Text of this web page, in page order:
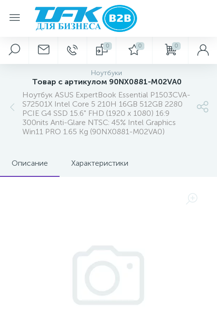
0 0 0
Ноутбуки
Товар с артикулом 90NX0881-M02VA0
Ноутбук ASUS ExpertBook Essential P1503CVA-
S72501X Intel Core 5 210H 16GB 512GB 2280
PCIE G4 SSD 15.6" FHD (1920 x 1080) 16:9
300nits Anti-Glare NTSC: 45% Intel Graphics
Win11 PRO 1.65 Kg (90NX0881-M02VA0)
Описание Характеристики